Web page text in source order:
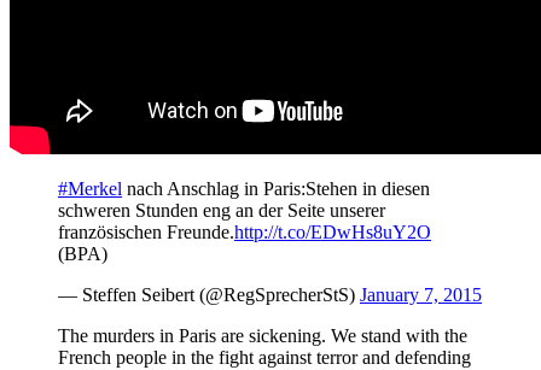
#Merkel nach Anschlag in Paris:Stehen in diesen
schweren Stunden eng an der Seite unserer
französischen Freunde.http://t.co/EDwHs8uY2O
(BPA)
— Steffen Seibert (@RegSprecherStS) January 7, 2015
The murders in Paris are sickening. We stand with the
French people in the fight against terror and defending